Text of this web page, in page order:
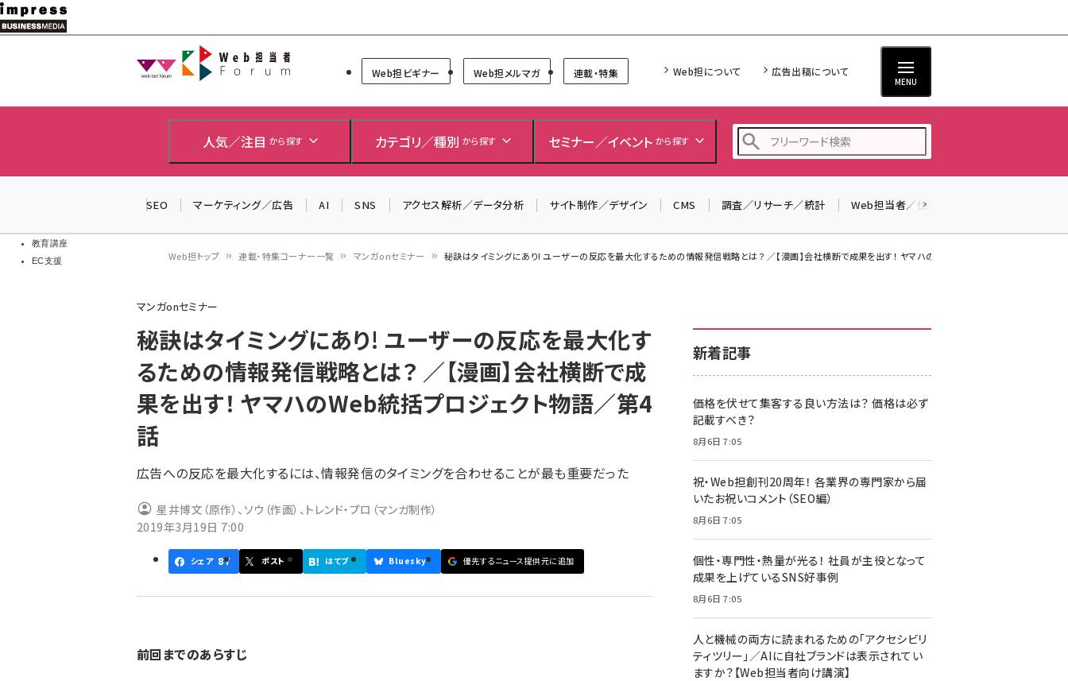
メ
イ
教育講座
EC支援
Web担当者Forum
Web担ビギナー Web担メルマガ 連載・特集 Web担について 広告出稿について
MENU
人気／注目 から探す カテゴリ／種別 から探す セミナー／イベント から探す
ai (2807)
z世代 (1622)
meo (1275)
SEO マーケティング／広告 AI SNS アクセス解析／データ分析 サイト制作／デザイン CMS 調査／リサーチ／統計 Web担当者／仕事
ン
く
ず
Web担トップ 連載・特集コーナー一覧 マンガonセミナー 秘訣はタイミングにあり! ユーザーの反応を最大化するための情報発信戦略とは？ ／【漫画】会社横断で成果を出す！ ヤマハの...
マンガonセミナー
秘訣はタイミングにあり! ユーザーの反応を最大化す
るための情報発信戦略とは？ ／【漫画】会社横断で成
果を出す！ ヤマハのWeb統括プロジェクト物語／第4
話
広告への反応を最大化するには、情報発信のタイミングを合わせることが最も重要だった
星井博文（原作）、ソウ（作画）、トレンド・プロ（マンガ制作）
2019年3月19日 7:00
シェア 87 ポスト はてブ Bluesky 優先するニュース提供元に追加
前回までのあらすじ
新着記事
価格を伏せて集客する良い方法は？ 価格は必ず
記載すべき？
8月6日 7:05
祝・Web担創刊20周年！ 各業界の専門家から届
いたお祝いコメント（SEO編）
8月6日 7:05
個性・専門性・熱量が光る！ 社員が主役となって
成果を上げているSNS好事例
8月6日 7:05
人と機械の両方に読まれるための「アクセシビリ
ティツリー」／AIに自社ブランドは表示されてい
ますか？【Web担当者向け講演】